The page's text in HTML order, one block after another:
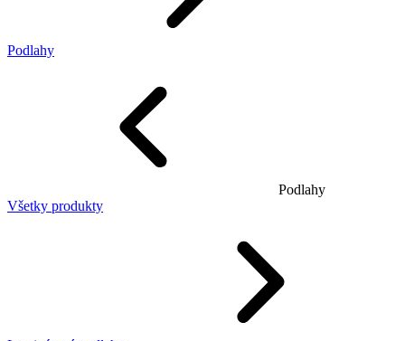
Podlahy
Podlahy
Všetky produkty